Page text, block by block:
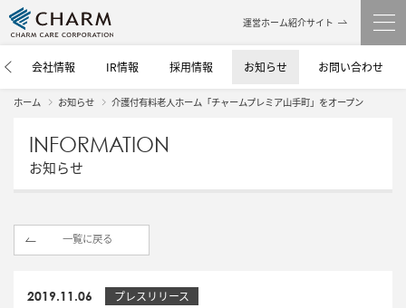
運営ホーム紹介サイト
会社情報 IR情報 採用情報 お知らせ お問い合わせ
ホーム お知らせ 介護付有料老人ホーム「チャームプレミア山手町」をオープン
INFORMATION
お知らせ
一覧に戻る
2019.11.06 プレスリリース